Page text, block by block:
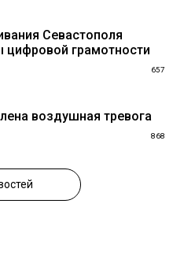
Севастополя
цифровой грамотности
657
воздушная тревога
868